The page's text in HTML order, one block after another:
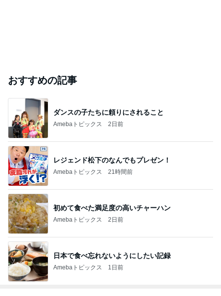
おすすめの記事
ダンスの子たちに頼りにされること
Amebaトピックス 2日前
レジェンド松下のなんでもプレゼン！
Amebaトピックス 21時間前
初めて食べた満足度の高いチャーハン
Amebaトピックス 2日前
日本で食べ忘れないようにしたい記録
Amebaトピックス 1日前